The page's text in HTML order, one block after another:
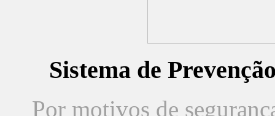
Sistema de
Por motivos de